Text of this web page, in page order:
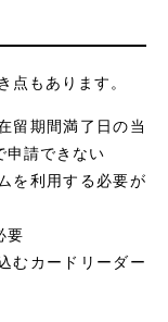
もあります。
留期間満了日の当
申請できない
を利用する必要が
要
むカードリーダー